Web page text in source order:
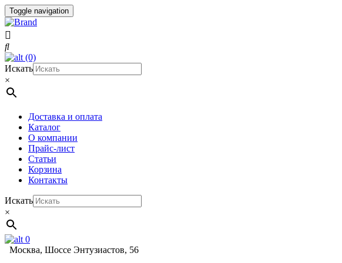
Toggle navigation
(0)
Искать
×
Доставка и оплата
Каталог
О компании
Прайс-лист
Статьи
Корзина
Контакты
Искать
×
0
Москва, Шоссе Энтузиастов, 56